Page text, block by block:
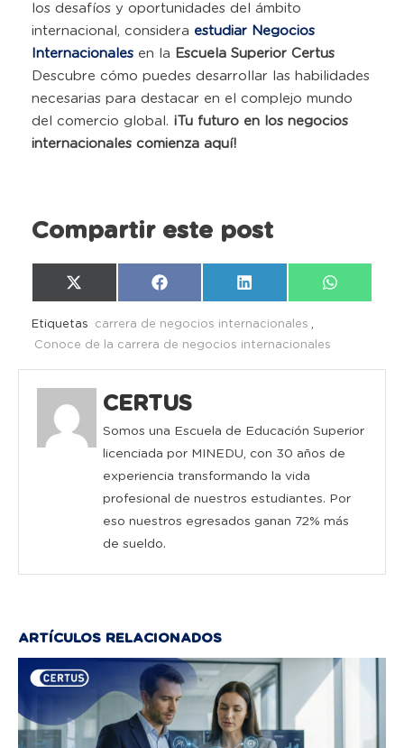
los desafíos y oportunidades del ámbito
internacional, considera estudiar Negocios
Internacionales en la Escuela Superior Certus
Descubre cómo puedes desarrollar las habilidades
necesarias para destacar en el complejo mundo
del comercio global. ¡Tu futuro en los negocios
internacionales comienza aquí!
Compartir este post
Compartir
en
X
(Twitter)
Compartir
en
Facebook
Compartir
en
LinkedIn
Compartir
en
Etiquetas carrera de negocios internacionales ,
Conoce de la carrera de negocios internacionales
CERTUS
Somos una Escuela de Educación Superior
licenciada por MINEDU, con 30 años de
experiencia transformando la vida
profesional de nuestros estudiantes. Por
eso nuestros egresados ganan 72% más
de sueldo.
ARTÍCULOS RELACIONADOS